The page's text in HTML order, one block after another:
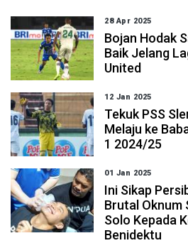
28 Apr 2025
Bojan Hodak
Baik Jelang
United
12 Jan 2025
Tekuk PSS
Melaju ke
1 2024/25
01 Jan 2025
Ini Sikap
Brutal Oknum
Solo Kepada
Benidektu